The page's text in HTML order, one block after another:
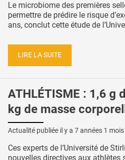
Le microbiome des premières
permettre de prédire le risque
ans, conclut cette étude de
LIRE LA SUITE
ATHLÉTISME : 1,6 g
kg de masse
Actualité publiée il y a 7 années 1 mois
Ces experts de l’Université de
nouvelles directives aux athlètes